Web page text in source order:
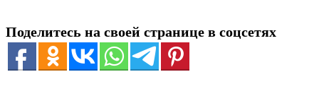
Поделитесь на своей странице в соцсетях